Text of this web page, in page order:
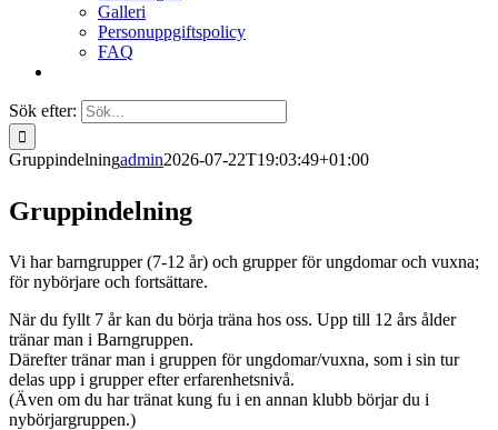
Galleri
Personuppgiftspolicy
FAQ
Sök efter:
Gruppindelningadmin2026-07-22T19:03:49+01:00
Gruppindelning
Vi har barngrupper (7-12 år) och grupper för ungdomar och vuxna;
för nybörjare och fortsättare.
När du fyllt 7 år kan du börja träna hos oss. Upp till 12 års ålder
tränar man i Barngruppen.
Därefter tränar man i gruppen för ungdomar/vuxna, som i sin tur
delas upp i grupper efter erfarenhetsnivå.
(Även om du har tränat kung fu i en annan klubb börjar du i
nybörjargruppen.)